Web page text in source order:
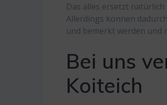
Das alles ersetzt
Allerdings können
und bemerkt werden und
Bei uns
Koiteich